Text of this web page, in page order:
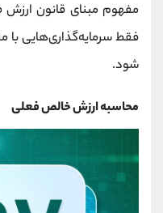
مفهوم مبنای قانون
شود.
محاسبه ارزش خالص فعلی